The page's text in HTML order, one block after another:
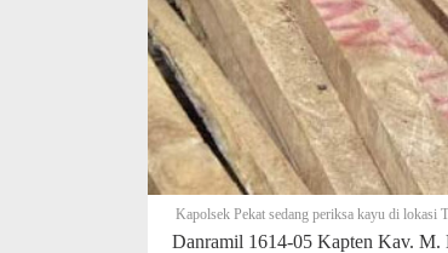
Kapolsek Pekat sedang periksa kayu di lokasi
Danramil 1614-05 Kapten Kav. M.